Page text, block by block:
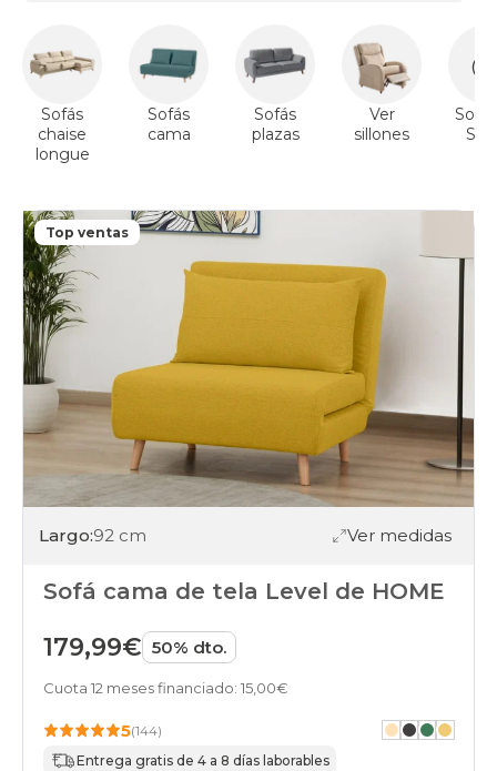
Sofás
chaise
longue
Sofás
cama
Sofás
plazas
Ver
sillones
Top ventas
Largo:92 cm Ver medidas
Sofá cama de tela Level de HOME
179,99€ 50% dto.
Cuota 12 meses financiado: 15,00€
5(144)
Entrega gratis de 4 a 8 días laborables